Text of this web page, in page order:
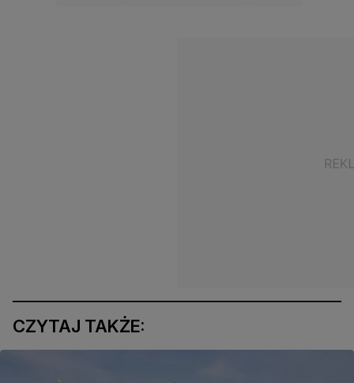
CZYTAJ TAKŻE: